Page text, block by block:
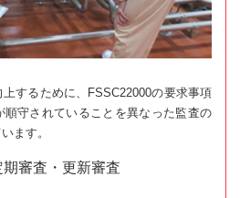
するために、FSSC22000の要求事項
順守されていることを異なった監査の
ます。
審査・更新審査